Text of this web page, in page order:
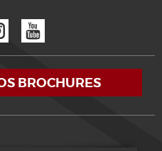
BROCHURES